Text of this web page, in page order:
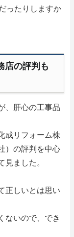
ったりしますか
店の評判も
、肝心の工事品
成リフォーム株
）の評判を中心
見ました。
正しいとは思い
ないので、でき